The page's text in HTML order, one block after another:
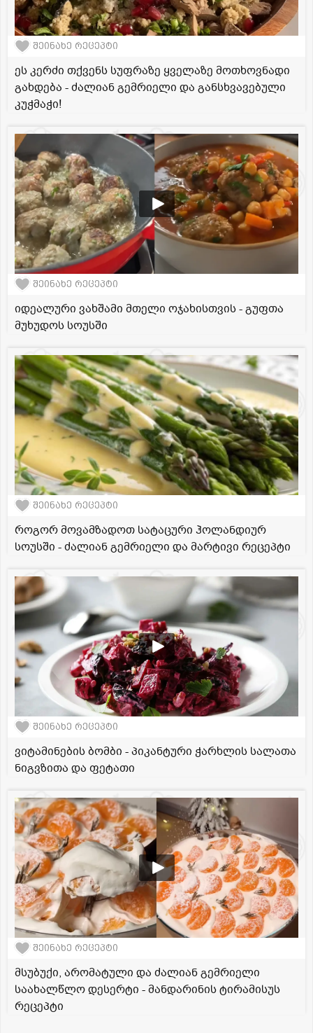
შეინახე რეცეპტი
ეს კერძი თქვენს სუფრაზე ყველაზე მოთხოვნადი
გახდება - ძალიან გემრიელი და განსხვავებული
კუჭმაჭი!
შეინახე რეცეპტი
იდეალური ვახშამი მთელი ოჯახისთვის - გუფთა
მუხუდოს სოუსში
შეინახე რეცეპტი
როგორ მოვამზადოთ სატაცური ჰოლანდიურ
სოუსში - ძალიან გემრიელი და მარტივი რეცეპტი
შეინახე რეცეპტი
ვიტამინების ბომბი - პიკანტური ჭარხლის სალათა
ნიგვზითა და ფეტათი
შეინახე რეცეპტი
მსუბუქი, არომატული და ძალიან გემრიელი
საახალწლო დესერტი - მანდარინის ტირამისუს
რეცეპტი